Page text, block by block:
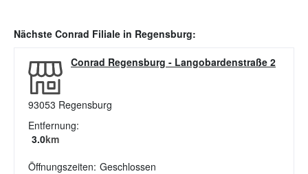
Nächste Conrad Filiale in Regensburg:
Conrad Regensburg - Langobardenstraße 2
93053 Regensburg
Entfernung:
3.0km
Öffnungszeiten: Geschlossen